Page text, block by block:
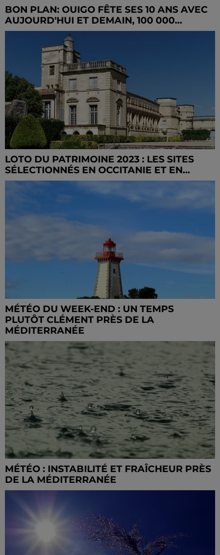
BON PLAN: OUIGO FÊTE SES 10 ANS AVEC
AUJOURD'HUI ET DEMAIN, 100 000...
LOTO DU PATRIMOINE 2023 : LES SITES
SÉLECTIONNÉS EN OCCITANIE ET EN...
MÉTÉO DU WEEK-END : UN TEMPS
PLUTÔT CLÉMENT PRÈS DE LA
MÉDITERRANÉE
MÉTÉO : INSTABILITÉ ET FRAÎCHEUR PRÈS
DE LA MÉDITERRANÉE